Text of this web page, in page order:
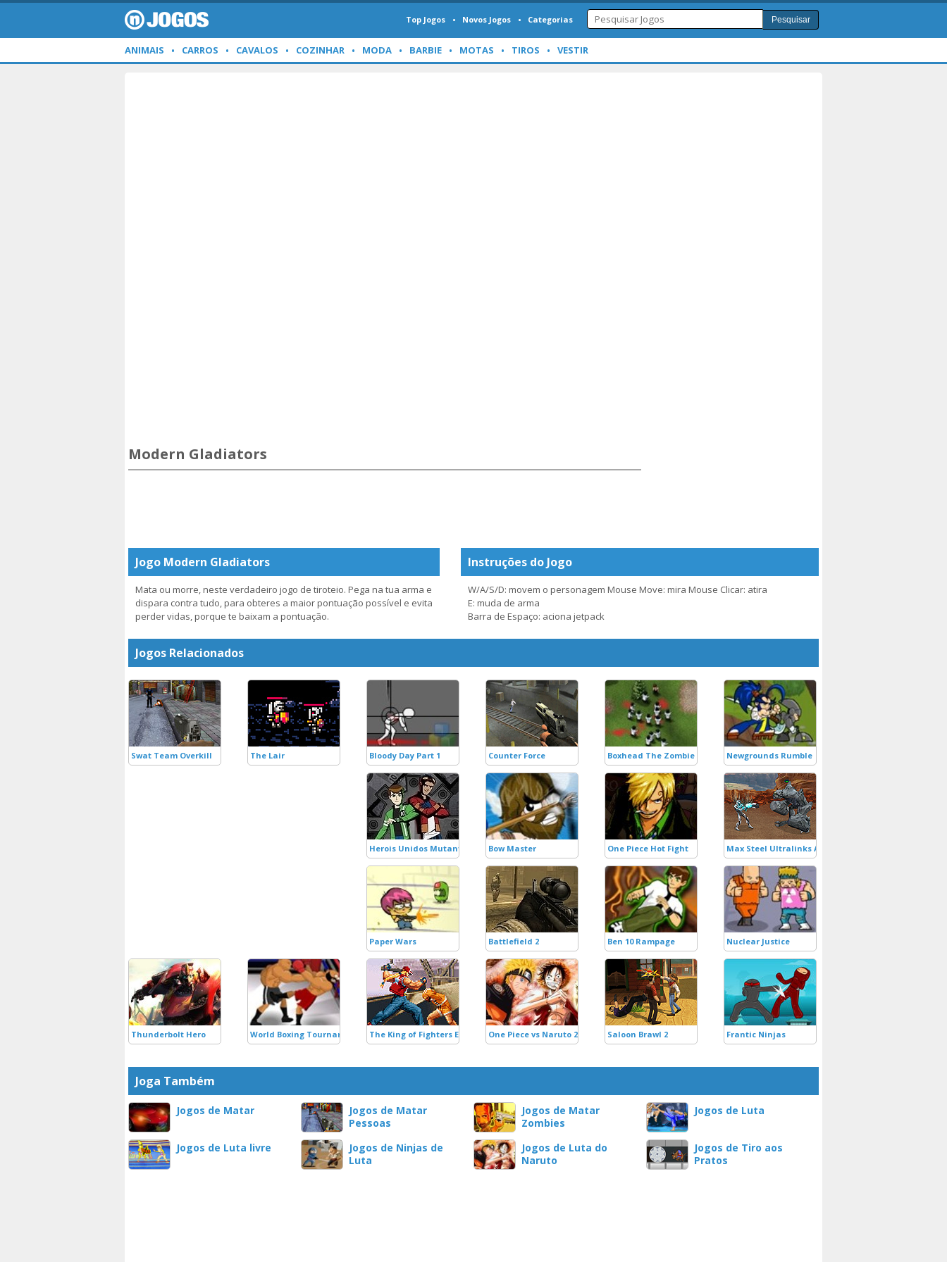
Top Jogos Novos Jogos Categorias Pesquisar
ANIMAIS CARROS CAVALOS COZINHAR MODA BARBIE MOTAS TIROS VESTIR
Modern Gladiators
Jogo Modern Gladiators
Mata ou morre, neste verdadeiro jogo de tiroteio. Pega na tua arma e
dispara contra tudo, para obteres a maior pontuação possível e evita
perder vidas, porque te baixam a pontuação.
Instruções do Jogo
W/A/S/D: movem o personagem Mouse Move: mira Mouse Clicar: atira
E: muda de arma
Barra de Espaço: aciona jetpack
Jogos Relacionados
Swat Team Overkill The Lair Bloody Day Part 1 Counter Force Boxhead The Zombie Wars Newgrounds Rumble
Herois Unidos Mutante Rex e Ben 10
Bow Master One Piece Hot Fight Max Steel Ultralinks Attacks
Paper Wars Battlefield 2 Ben 10 Rampage Nuclear Justice
Thunderbolt Hero World Boxing Tournament The King of Fighters EX2: Howling BloodOne Piece vs Naruto 2.0 Saloon Brawl 2 Frantic Ninjas
Joga Também
Jogos de Matar
Jogos de Matar
Pessoas
Jogos de Matar
Zombies
Jogos de Luta
Jogos de Luta livre
Jogos de Ninjas de
Luta
Jogos de Luta do
Naruto
Jogos de Tiro aos
Pratos